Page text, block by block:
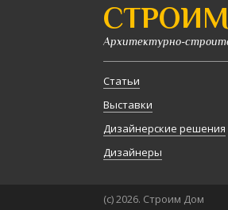
Архитектурно-
Статьи
Выставки
Дизайнерские решения
Дизайнеры
(с) 2026. Строим Дом